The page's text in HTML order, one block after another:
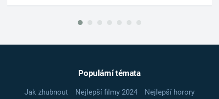
Populární témata
Jak zhubnout Nejlepší filmy 2024
Nejlepší horory